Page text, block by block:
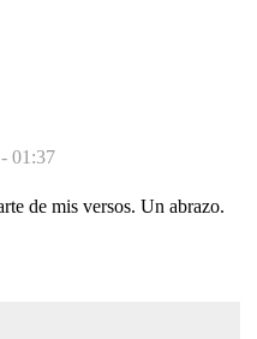
01:37
de mis versos. Un abrazo.